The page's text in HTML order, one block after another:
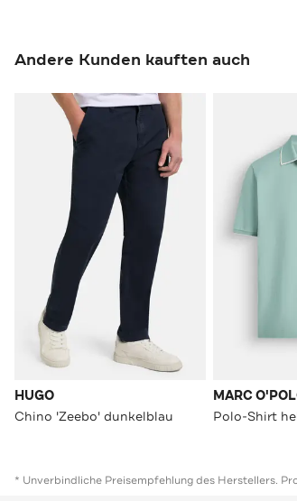
Andere Kunden kauften auch
HUGO
Chino 'Zeebo' dunkelblau
MARC
Polo-Shirt
* Unverbindliche Preisempfehlung des Herstellers.